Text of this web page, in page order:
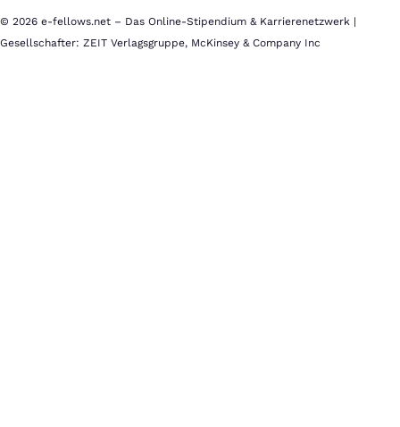
© 2026 e-fellows.net – Das Online-Stipendium & Karrierenetzwerk |
Gesellschafter: ZEIT Verlagsgruppe, McKinsey & Company Inc